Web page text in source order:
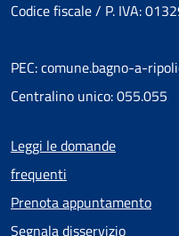
Codice fiscale / P. IVA:
PEC: comune.bagno-a-
Centralino unico: 055.055
Menu piè di
Leggi le domande
frequenti
Prenota appuntamento
Segnala disservizio